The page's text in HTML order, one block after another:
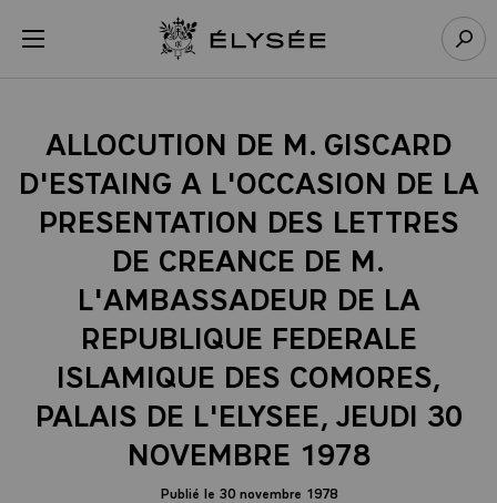
menu Retour à l’accueil Élysée
ALLOCUTION DE M. GISCARD
D'ESTAING A L'OCCASION DE LA
PRESENTATION DES LETTRES
DE CREANCE DE M.
L'AMBASSADEUR DE LA
REPUBLIQUE FEDERALE
ISLAMIQUE DES COMORES,
PALAIS DE L'ELYSEE, JEUDI 30
NOVEMBRE 1978
Publié le 30 novembre 1978
Panneau de gestion des cookies